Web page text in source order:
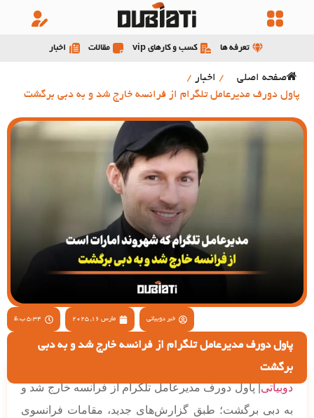
تعرفه ها کسب و کارهای vip مقالات اخبار
صفحه اصلی / اخبار /
پاول دورف مدیرعامل تلگرام از فرانسه خارج شد و به دبی برگشت
خبر دوبیاتی مارس 16, 2025 5:34 ب.ظ
پاول دورف مدیرعامل تلگرام از فرانسه خارج شد و به دبی
برگشت
دوبیاتی| پاول دورف مدیرعامل تلگرام از فرانسه خارج شد و
به دبی برگشت؛ طبق گزارش‌های جدید، مقامات فرانسوی